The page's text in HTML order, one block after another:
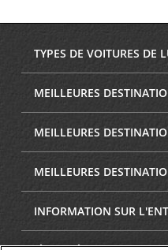
TYPES DE VOITURES DE
MEILLEURES
MEILLEURES
MEILLEURES
INFORMATION SUR